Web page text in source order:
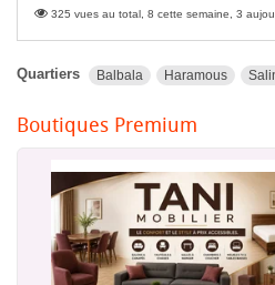
325 vues au total, 8 cette semaine, 3
Quartiers Balbala Haramous
Boutiques Premium